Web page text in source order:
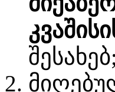
შესახებ;